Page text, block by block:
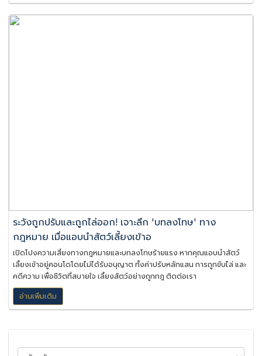
ระวังถูกปรับและถูกไล่ออก! เจาะลึก 'บทลงโทษ' ทาง
กฎหมาย เมื่อแอบนำสัตว์เลี้ยงเข้าอ
เปิดโปงความเสี่ยงทางกฎหมายและบทลงโทษร้ายแรง หากคุณแอบนำสัตว์
เลี้ยงเข้าอยู่คอนโดโดยไม่ได้รับอนุญาต ทั้งค่าปรับหลักแสน การถูกขับไล่ และ
คดีความ เพื่อชีวิตที่สบายใจ เลี้ยงสัตว์อย่างถูกกฎ ติดต่อเรา
อ่านเพิ่มเติม